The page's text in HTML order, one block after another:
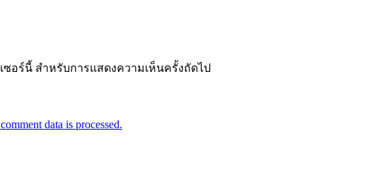
อร์นี้ สำหรับการแสดงความเห็นครั้งถัดไป
data is processed.